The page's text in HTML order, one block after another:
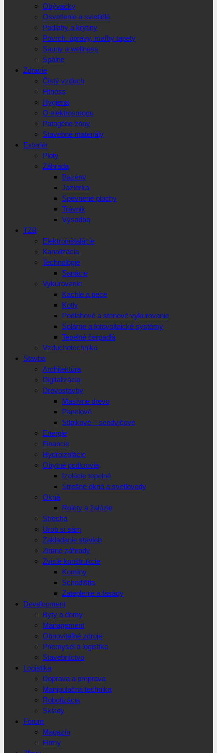
Obývačky
Osvetlenie a svietidlá
Podlahy a krytiny
Povrch. úpravy, maľby tapety
Sauny a wellness
Spálne
Zdravie
Čistý vzduch
Fitness
Hygiena
O elektrosmogu
Patogéne zóny
Stavebné materiály
Exteriér
Ploty
Záhrada
Bazény
Jazierka
Spevnené plochy
Trávnik
Výsadba
TZB
Elektroinštalácie
Kanalizácia
Technológie
Sanácie
Vykurovanie
Kachle a pece
Kotly
Podlahové a stenové vykurovanie
Solárne a fotovoltaické systémy
Tepelné čerpadlá
Vzduchotechnika
Stavba
Architektúra
Digitalizácia
Drevostavby
Masívne drevo
Panelové
Stlpikové – sendvičové
Energie
Financie
Hydroizolácie
Obytné podkrovia
Izolácie tepelné
Strešné okná a svetlovody
Okná
Rolety a žalúzie
Strecha
Urob si sám
Zakladanie stavieb
Zimné záhrady
Zvislé konštrukcie
Komíny
Schodištia
Zateplenie a fasády
Development
Byty a domy
Management
Obnoviteľné zdroje
Priemysel a logistika
Stavebníctvo
Logistika
Doprava a preprava
Manipulačná technika
Robotizácia
Sklady
Fórum
Magazín
Firmy